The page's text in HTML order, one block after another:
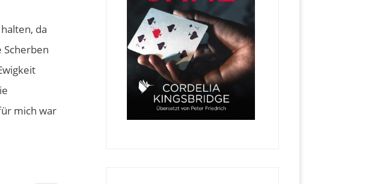
da
Scherben
mich war